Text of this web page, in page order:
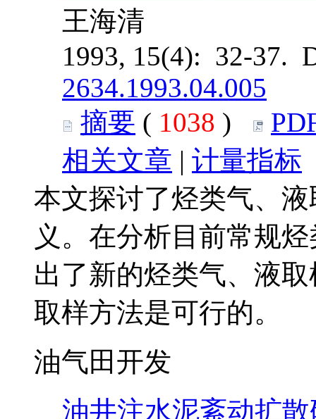
王海清
1993, 15(4): 32-37.
2634.1993.04.005
摘要 ( 1038 )
相关文章 | 计量指标
本文探讨了烃类气、
义。在分析目前常规
出了新的烃类气、液
取样方法是可行的。
油气田开发
油井注水泥紊动扩